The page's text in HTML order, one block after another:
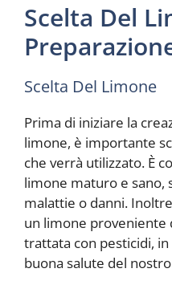
Scelta Del
Scelta Del Limone
Prima di iniziare la
limone, è importante
che verrà utilizzato. È
limone maturo e sano,
malattie o danni.
un limone proveniente
trattata con pesticidi,
buona salute del